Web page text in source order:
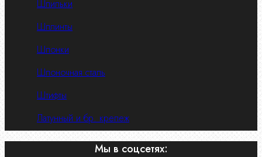
Шпильки
Шплинты
Шпонки
Шпоночная сталь
Штифты
Латунный и бр. крепеж
Мы в соцсетях: